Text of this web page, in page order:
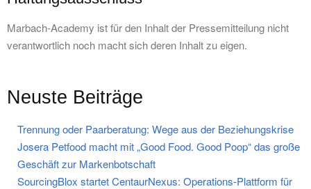
Marbach-Academy ist für den Inhalt der Pressemitteilung nicht
verantwortlich noch macht sich deren Inhalt zu eigen.
Neuste Beiträge
Trennung oder Paarberatung: Wege aus der Beziehungskrise
Josera Petfood macht mit „Good Food. Good Poop“ das große
Geschäft zur Markenbotschaft
SourcingBlox startet CentaurNexus: Operations-Plattform für